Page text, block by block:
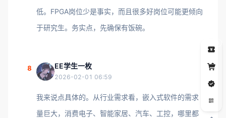
低。FPGA岗位少是事实，而且很多好岗位可能更倾向
于研究生。务实点，先确保有饭碗。
8 EE学生一枚
2026-02-01 06:59
我来说点具体的。从行业需求看，嵌入式软件的需求
量巨大，消费电子、智能家居、汽车、工控，哪里都